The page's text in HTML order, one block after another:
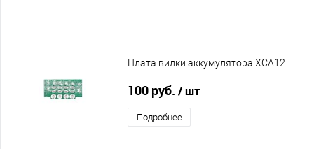
Плата вилки аккумулятора XCA12
100 руб. / шт
Подробнее